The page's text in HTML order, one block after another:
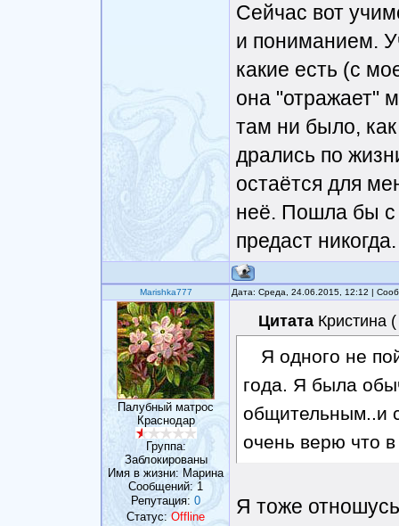
Сейчас вот
и пониманием.
какие есть (с
она "отражает"
там ни было,
дрались по
остаётся для
неё. Пошла бы с
предаст
Marishka777 Дата: Среда, 24.06.2015, 12:12 |
Палубный матрос
Краснодар
Группа:
Заблокированы
Имя в жизни: Марина
Сообщений:1
Репутация: 0
Статус:Offline
Цитата Кристина (
Я одного не
года. Я была
общительным..и
очень верю что
Я тоже